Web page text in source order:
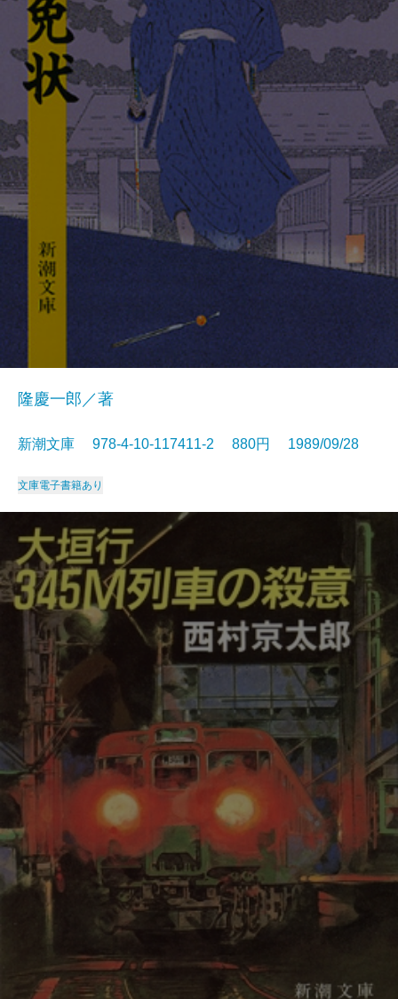
隆慶一郎／著
新潮文庫 978-4-10-117411-2 880円 1989/09/28
文庫電子書籍あり